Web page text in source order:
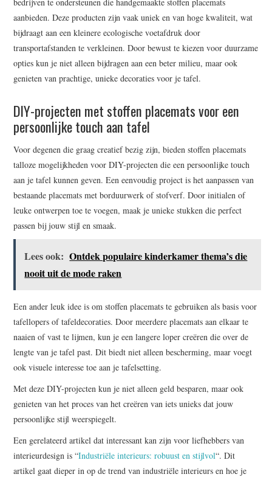
bedrijven te ondersteunen die handgemaakte stoffen placemats
aanbieden. Deze producten zijn vaak uniek en van hoge kwaliteit, wat
bijdraagt aan een kleinere ecologische voetafdruk door
transportafstanden te verkleinen. Door bewust te kiezen voor duurzame
opties kun je niet alleen bijdragen aan een beter milieu, maar ook
genieten van prachtige, unieke decoraties voor je tafel.
DIY-projecten met stoffen placemats voor een
persoonlijke touch aan tafel
Voor degenen die graag creatief bezig zijn, bieden stoffen placemats
talloze mogelijkheden voor DIY-projecten die een persoonlijke touch
aan je tafel kunnen geven. Een eenvoudig project is het aanpassen van
bestaande placemats met borduurwerk of stofverf. Door initialen of
leuke ontwerpen toe te voegen, maak je unieke stukken die perfect
passen bij jouw stijl en smaak.
Lees ook: Ontdek populaire kinderkamer thema’s die
nooit uit de mode raken
Een ander leuk idee is om stoffen placemats te gebruiken als basis voor
tafellopers of tafeldecoraties. Door meerdere placemats aan elkaar te
naaien of vast te lijmen, kun je een langere loper creëren die over de
lengte van je tafel past. Dit biedt niet alleen bescherming, maar voegt
ook visuele interesse toe aan je tafelsetting.
Met deze DIY-projecten kun je niet alleen geld besparen, maar ook
genieten van het proces van het creëren van iets unieks dat jouw
persoonlijke stijl weerspiegelt.
Een gerelateerd artikel dat interessant kan zijn voor liefhebbers van
interieurdesign is “Industriële interieurs: robuust en stijlvol“. Dit
artikel gaat dieper in op de trend van industriële interieurs en hoe je